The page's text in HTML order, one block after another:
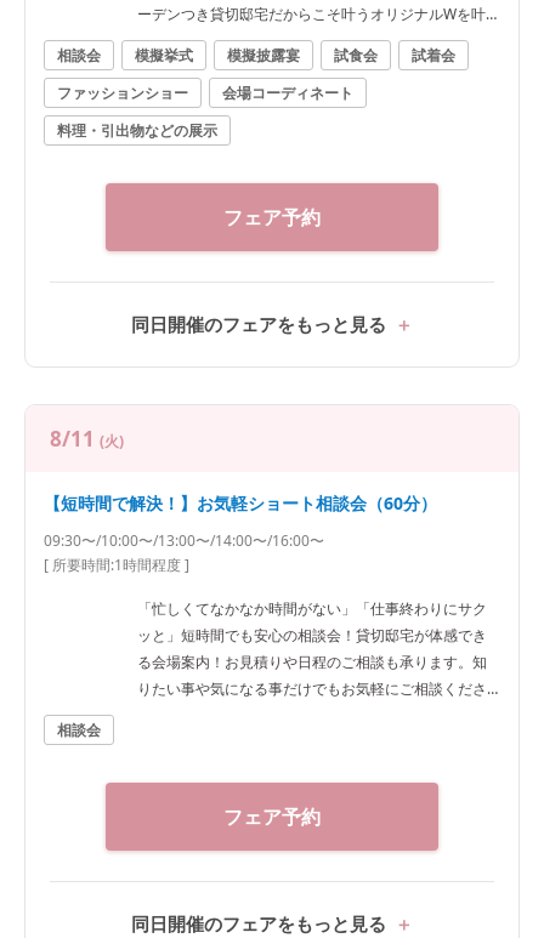
ーデンつき貸切邸宅だからこそ叶うオリジナルWを叶
えよう
相談会 模擬挙式 模擬披露宴 試食会
試着会
ファッションショー
会場コーディネート
料理・引出物などの展示
フェア予約
同日開催のフェアをもっと見る
8/11 (火)
【短時間で解決！】お気軽ショート相談会（60分）
09:30〜/10:00〜/13:00〜/14:00〜/16:00〜
[ 所要時間:1時間程度]
「忙しくてなかなか時間がない」「仕事終わりにサク
ッと」短時間でも安心の相談会！貸切邸宅が体感でき
る会場案内！お見積りや日程のご相談も承ります。知
りたい事や気になる事だけでもお気軽にご相談くださ
相談会
フェア予約
同日開催のフェアをもっと見る